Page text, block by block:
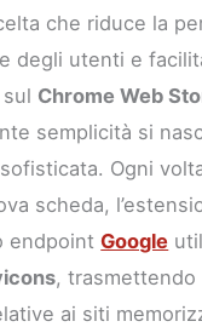
che riduce la
degli utenti e
sul Chrome Web
semplicità si
Ogni
scheda,
endpointGoogle
,
ai siti